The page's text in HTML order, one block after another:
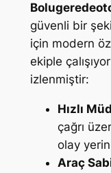
güvenli bir
için modern
ekiple
izlenmiştir:
Hızlı
çağrı
olay
Araç